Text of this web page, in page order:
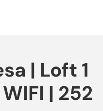
| Loft 1
| 252